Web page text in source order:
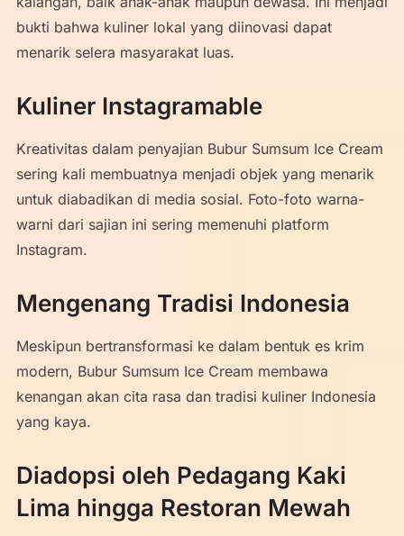
bukti bahwa kuliner lokal yang diinovasi dapat
menarik selera masyarakat luas.
Kuliner Instagramable
Kreativitas dalam penyajian Bubur Sumsum Ice Cream
sering kali membuatnya menjadi objek yang menarik
untuk diabadikan di media sosial. Foto-foto warna-
warni dari sajian ini sering memenuhi platform
Instagram.
Mengenang Tradisi Indonesia
Meskipun bertransformasi ke dalam bentuk es krim
modern, Bubur Sumsum Ice Cream membawa
kenangan akan cita rasa dan tradisi kuliner Indonesia
yang kaya.
Diadopsi oleh Pedagang Kaki
Lima hingga Restoran Mewah